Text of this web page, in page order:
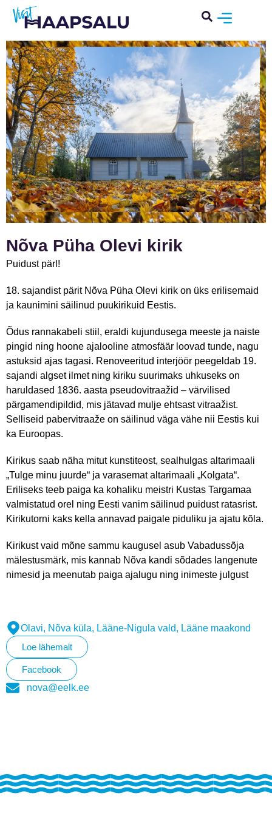
Nõva Püha Olevi kirik
Puidust pärl!
18. sajandist pärit Nõva Püha Olevi kirik on üks erilisemaid
ja kaunimini säilinud puukirikuid Eestis.
Õdus rannakabeli stiil, eraldi kujundusega meeste ja naiste
pingid ning hoone ajalooline atmosfäär loovad tunde, nagu
astuksid ajas tagasi. Renoveeritud interjöör peegeldab 19.
sajandi algset ilmet ning kiriku suurimaks uhkuseks on
haruldased 1836. aasta pseudovitraažid – värvilised
pärgamendipildid, mis jätavad mulje ehtsast vitraažist.
Selliseid pabervitraaže on säilinud väga vähe nii Eestis kui
ka Euroopas.
Kirikus saab näha mitut kunstiteost, sealhulgas altarimaali
„Tulge minu juurde“ ja varasemat altarimaali „Kolgata“.
Eriliseks teeb paiga ka kohaliku meistri Kustas Targamaa
valmistatud orel ning Eesti vanim säilinud puidust ratasrist.
Kirikutorni kaks kella annavad paigale piduliku ja ajatu kõla.
Kirikust vaid mõne sammu kaugusel asub Vabadussõja
mälestusmärk, mis kannab Nõva kandi sõdades langenute
nimesid ja meenutab paiga ajalugu ning inimeste julgust
Olavi, Nõva küla, Lääne-Nigula vald, Lääne maakond
Loe lähemalt
Facebook
nova@eelk.ee